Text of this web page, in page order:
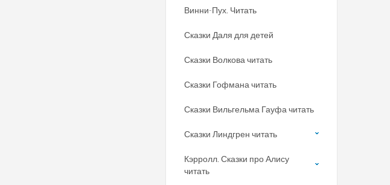
Винни-Пух. Читать
Сказки Даля для детей
Сказки Волкова читать
Сказки Гофмана читать
Сказки Вильгельма Гауфа читать
Сказки Линдгрен читать
Кэрролл. Сказки про Алису
читать